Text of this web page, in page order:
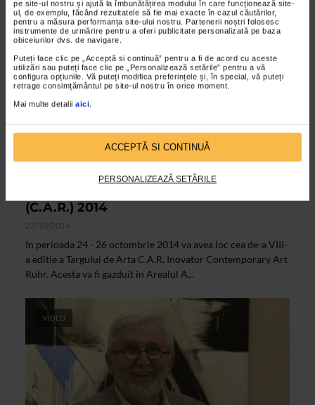
pe site-ul nostru și ajută la îmbunătățirea modului în care funcționează site-
ul, de exemplu, făcând rezultatele să fie mai exacte în cazul căutărilor,
pentru a măsura performanța site-ului nostru. Partenerii noștri folosesc
instrumente de urmărire pentru a oferi publicitate personalizată pe baza
obiceiurilor dvs. de navigare.
Puteți face clic pe „Acceptă si continuă” pentru a fi de acord cu aceste
utilizări sau puteți face clic pe „Personalizează setările” pentru a vă
configura opțiunile. Vă puteți modifica preferințele și, în special, vă puteți
retrage consimțământul pe site-ul nostru în orice moment.
Mai multe detalii aici.
ACCEPTĂ SI CONTINUĂ
PERSONALIZEAZĂ SETĂRILE
Galeria SENSO la Targul de Arta
(C.A.R.) 2014
23/10/2014
In perioada 24 - 26 octombrie 2014 va avea loc cea de-a VIII-
a editie a Targului de Arta C.A.R, Inovator Contemporary Art
Ruhr. Acesta va fi gazduit in Arealul A...
VIDEO